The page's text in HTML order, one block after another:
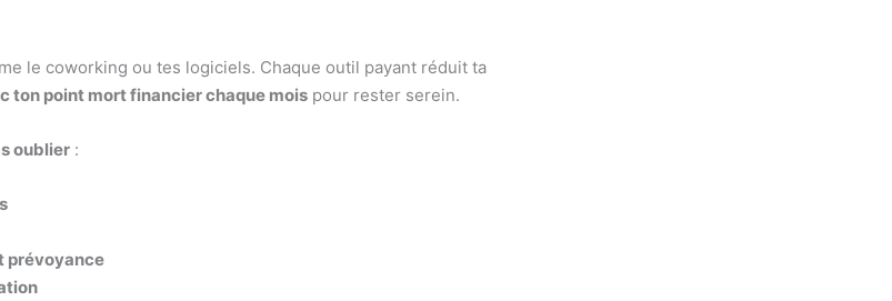
le coworking ou tes logiciels. Chaque outil payant réduit ta
ton point mort financier chaque mois pour rester serein.
oublier :
prévoyance